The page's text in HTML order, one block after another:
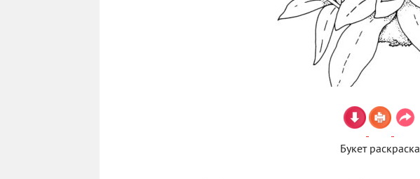
Букет раскраска